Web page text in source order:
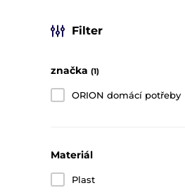
Filter
značka (1)
ORION domácí potřeby
Materiál
Plast